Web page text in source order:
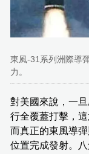
東風-31系列洲際導
力。
對美國來說，一
行全覆蓋打擊，
而真正的東風導
位置完成發射。